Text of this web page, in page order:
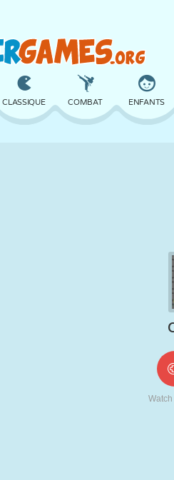
CLASSIQUE COMBAT ENFANTS
MORPION